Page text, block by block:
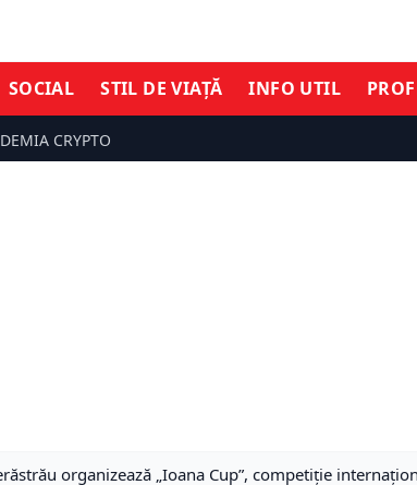
SOCIAL STIL DE VIAȚĂ INFO UTIL
CRYPTO
organizează „Ioana Cup”, competiție